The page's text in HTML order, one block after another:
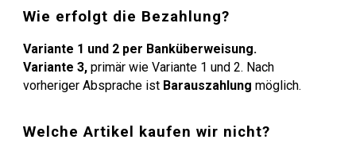
Wie erfolgt die Bezahlung?
Variante 1 und 2 per Banküberweisung.
Variante 3, primär wie Variante 1 und 2. Nach
vorheriger Absprache ist Barauszahlung möglich.
Welche Artikel kaufen wir nicht?